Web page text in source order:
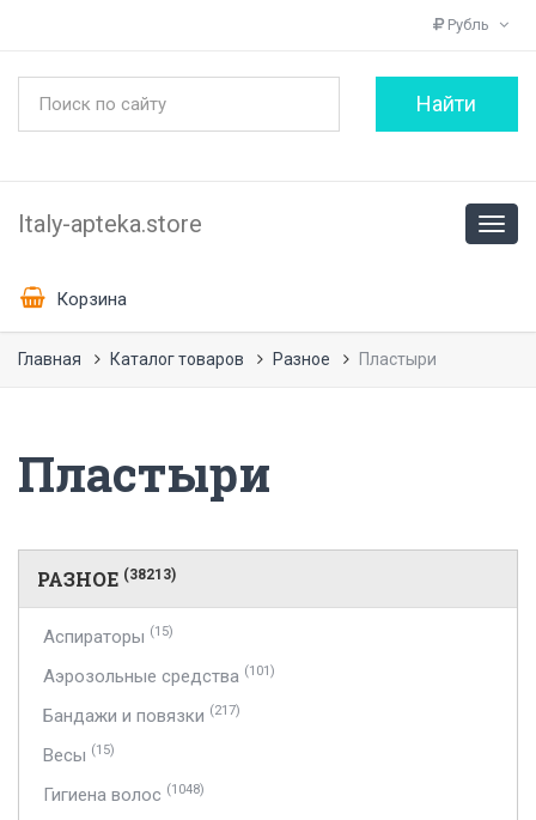
Рубль
Italy-apteka.store
Корзина
Главная Каталог товаров Разное Пластыри
Пластыри
РАЗНОЕ (38213)
Аспираторы (15)
Аэрозольные средства (101)
Бандажи и повязки (217)
Весы (15)
Гигиена волос (1048)